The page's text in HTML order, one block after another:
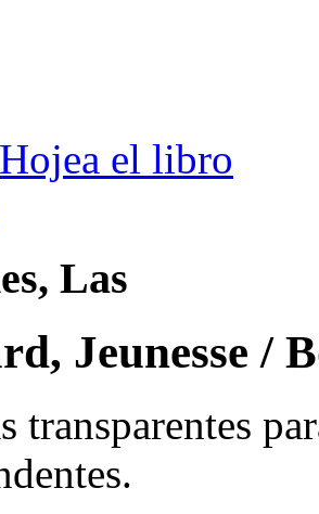
Hojea el libro
Las
Jeunesse /
transparentes